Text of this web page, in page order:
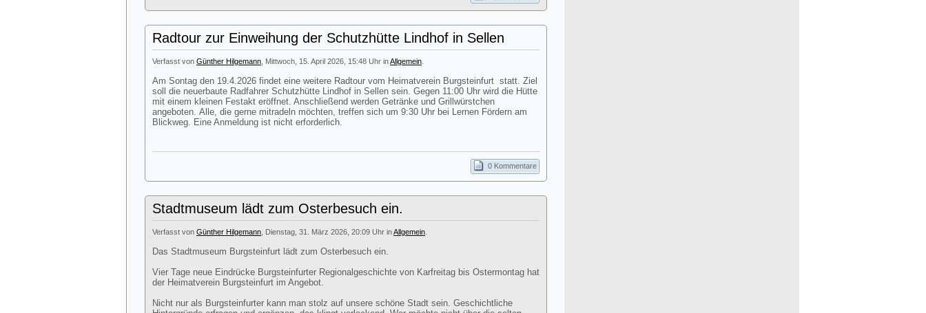
Radtour zur Einweihung der Schutzhütte Lindhof in Sellen
Verfasst von Günther Hilgemann , Mittwoch, 15. April 2026, 15:48 Uhr inAllgemein
Am Sontag den 19.4.2026 findet eine weitere Radtour vom Heimatverein Burgsteinfurt statt. Ziel
soll die neuerbaute Radfahrer Schutzhütte Lindhof in Sellen sein. Gegen 11:00 Uhr wird die Hütte
mit einem kleinen Festakt eröffnet. Anschließend werden Getränke und Grillwürstchen
angeboten. Alle, die gerne mitradeln möchten, treffen sich um 9:30 Uhr bei Lernen Fördern am
Blickweg. Eine Anmeldung ist nicht erforderlich.
0 Kommentare
Stadtmuseum lädt zum Osterbesuch ein.
Verfasst von Günther Hilgemann , Dienstag, 31. März 2026, 20:09 Uhr inAllgemein
Das Stadtmuseum Burgsteinfurt lädt zum Osterbesuch ein.
Vier Tage neue Eindrücke Burgsteinfurter Regionalgeschichte von Karfreitag bis Ostermontag hat
der Heimatverein Burgsteinfurt im Angebot.
Nicht nur als Burgsteinfurter kann man stolz auf unsere schöne Stadt sein. Geschichtliche